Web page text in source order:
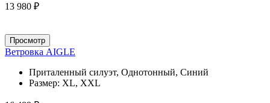
13 980 ₽
Просмотр
Ветровка AIGLE
Приталенный силуэт, Однотонный, Синий
Размер: XL, XXL